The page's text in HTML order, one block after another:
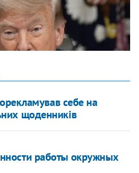
себе на
щоденників
работы окружных